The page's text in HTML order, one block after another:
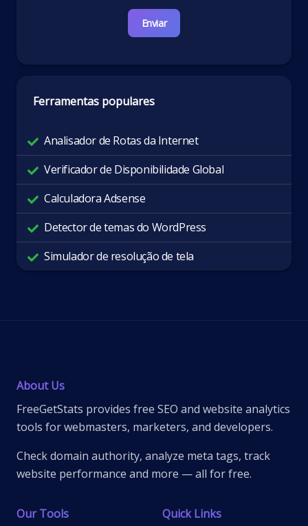
Enviar
Ferramentas populares
Analisador de Rotas da Internet
Verificador de Disponibilidade Global
Calculadora Adsense
Detector de temas do WordPress
Simulador de resolução de tela
About Us
FreeGetStats provides free SEO and website analytics
tools for webmasters, marketers, and developers.
Check domain authority, analyze meta tags, track
website performance and more — all for free.
Our Tools Quick Links